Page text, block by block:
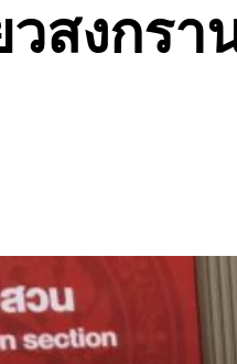
วสงกรา